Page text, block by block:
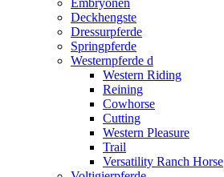
Embryonen
Deckhengste
Dressurpferde
Springpferde
Westernpferde d
Western Riding
Reining
Cowhorse
Cutting
Western Pleasure
Trail
Versatility Ranch Horse